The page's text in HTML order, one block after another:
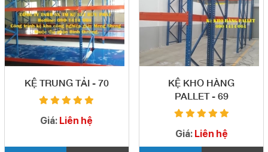
KỆ TRUNG TẢI - 70
Giá: Liên hệ
KỆ KHO HÀNG
PALLET - 69
Giá: Liên hệ